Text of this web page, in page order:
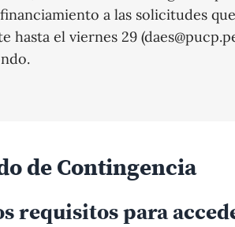
a las solicitudes
hasta el viernes 29
de Contingencia
requisitos para